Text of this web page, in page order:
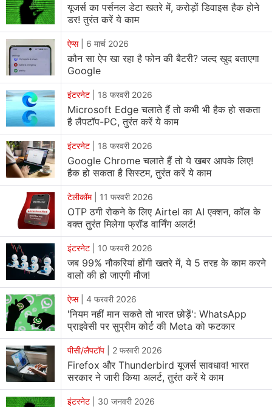
यूजर्स का पर्सनल डेटा खतरे में, करोड़ों डिवाइस हैक होने
डर! तुरंत करें ये काम
ऐप्स| 6 मार्च 2026
कौन सा ऐप खा रहा है फोन की बैटरी? जल्द खुद बताएगा
Google
इंटरनेट 18 फरवरी 2026
Microsoft Edge चलाते हैं तो कभी भी हैक हो सकता
है लैपटॉप-PC, तुरंत करें ये काम
इंटरनेट 18 फरवरी 2026
Google Chrome चलाते हैं तो ये खबर आपके लिए!
हैक हो सकता है सिस्टम, तुरंत करें ये काम
टेलीकॉम| 11 फरवरी 2026
OTP ठगी रोकने के लिए Airtel का AI एक्शन, कॉल के
वक्त तुरंत मिलेगा फ्रॉड वार्निंग अलर्ट!
इंटरनेट 10 फरवरी 2026
जब 99% नौकरियां होंगी खतरे में, ये 5 तरह के काम करने
वालों की हो जाएगी मौज!
ऐप्स| 4 फरवरी 2026
'नियम नहीं मान सकते तो भारत छोड़ें': WhatsApp
प्राइवेसी पर सुप्रीम कोर्ट की Meta को फटकार
पीसी/लैपटॉप 2 फरवरी 2026
Firefox और Thunderbird यूजर्स सावधाव! भारत
सरकार ने जारी किया अलर्ट, तुरंत करें ये काम
इंटरनेट 30 जनवरी 2026